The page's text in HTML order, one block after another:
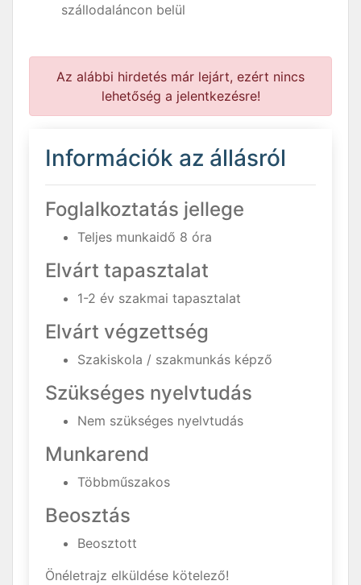
szállodaláncon belül
Az alábbi hirdetés már lejárt, ezért nincs
lehetőség a jelentkezésre!
Információk az állásról
Foglalkoztatás jellege
Teljes munkaidő 8 óra
Elvárt tapasztalat
1-2 év szakmai tapasztalat
Elvárt végzettség
Szakiskola / szakmunkás képző
Szükséges nyelvtudás
Nem szükséges nyelvtudás
Munkarend
Többműszakos
Beosztás
Beosztott
Önéletrajz elküldése kötelező!